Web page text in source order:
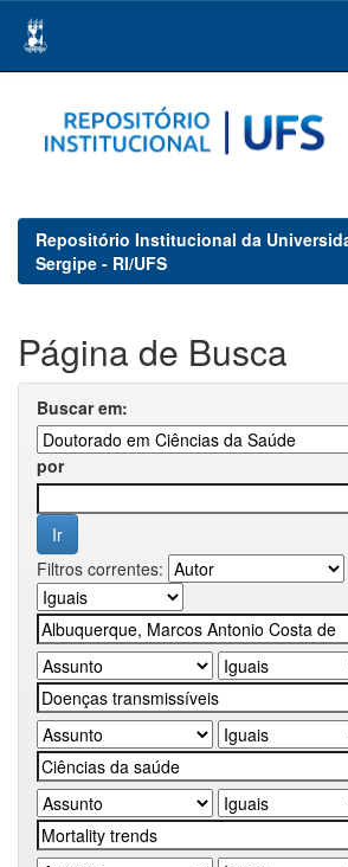
navigation
Repositório Institucional da
Sergipe - RI/UFS
Página de Busca
Buscar em:
por
Filtros correntes: